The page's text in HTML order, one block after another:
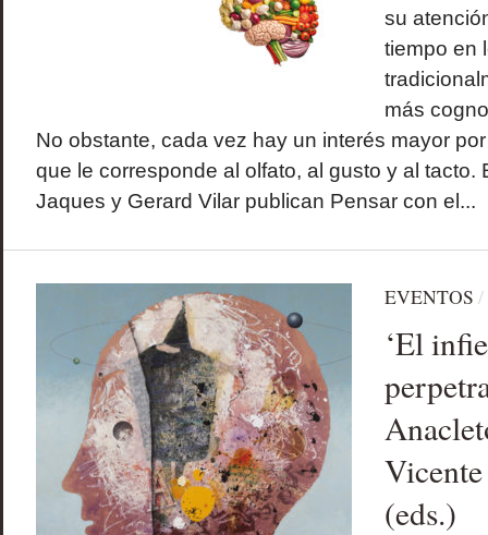
su
tiempo en
más
No obstante, cada vez hay un interés mayor
que le corresponde al olfato, al gusto y al tacto.
Jaques y Gerard Vilar publican Pensar con el...
EVENTOS /
‘El
(eds.)